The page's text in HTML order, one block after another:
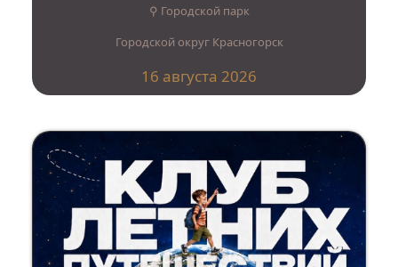
⚲ Городской парк
Городской округ Красногорск
16 августа 2026